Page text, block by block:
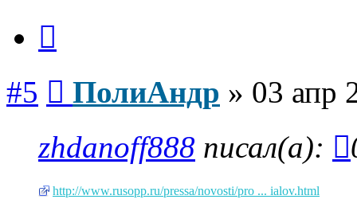
#5 ПолиАндр » 03 апр
zhdanoff888 писал(а):
http://www.rusopp.ru/pressa/novosti/pro ... ialov.html